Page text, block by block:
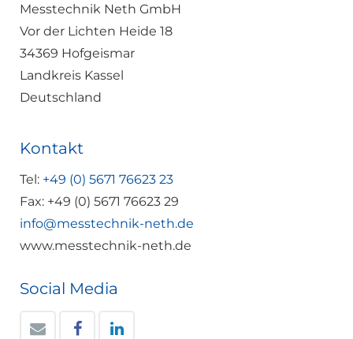
Messtechnik Neth GmbH
Vor der Lichten Heide 18
34369 Hofgeismar
Landkreis Kassel
Deutschland
Kontakt
Tel: +49 (0) 5671 76623 23
Fax: +49 (0) 5671 76623 29
info@messtechnik-neth.de
www.messtechnik-neth.de
Social Media